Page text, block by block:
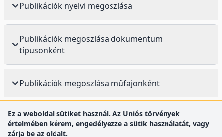
Publikációk nyelvi megoszlása
Publikációk megoszlása dokumentum
típusonként
Publikációk megoszlása műfajonként
Ez a weboldal sütiket használ. Az Uniós törvények
értelmében kérem, engedélyezze a sütik használatát, vagy
zárja be az oldalt.